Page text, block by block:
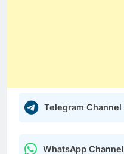
Telegram Channel
WhatsApp Channel